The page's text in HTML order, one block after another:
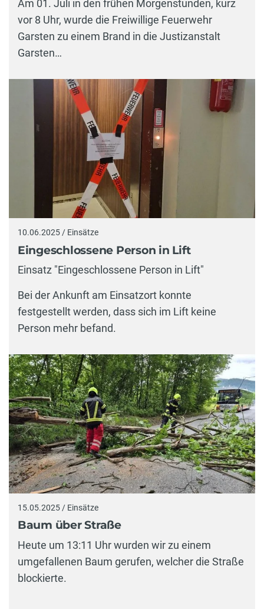
Am 01. Juli in den frühen Morgenstunden, kurz
vor 8 Uhr, wurde die Freiwillige Feuerwehr
Garsten zu einem Brand in die Justizanstalt
Garsten…
10.06.2025 / Einsätze
Eingeschlossene Person in Lift
Einsatz "Eingeschlossene Person in Lift"
Bei der Ankunft am Einsatzort konnte
festgestellt werden, dass sich im Lift keine
Person mehr befand.
15.05.2025 / Einsätze
Baum über Straße
Heute um 13:11 Uhr wurden wir zu einem
umgefallenen Baum gerufen, welcher die Straße
blockierte.